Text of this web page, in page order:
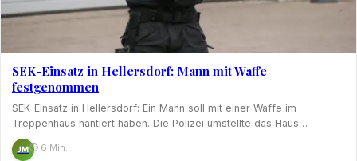
SEK-Einsatz in Hellersdorf: Mann mit Waffe
festgenommen
SEK-Einsatz in Hellersdorf: Ein Mann soll mit einer Waffe im
Treppenhaus hantiert haben. Die Polizei umstellte das Haus…
JM⏱ 6 Min.